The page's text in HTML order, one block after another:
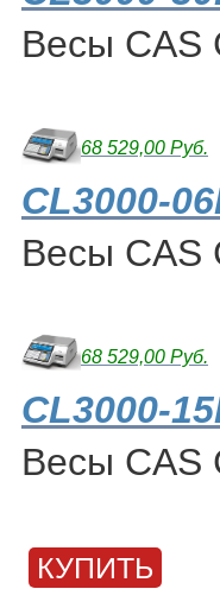
Весы CAS
68 529,00 Руб.
CL3000-
Весы CAS
68 529,00 Руб.
CL3000-
Весы CAS
КУПИТЬ